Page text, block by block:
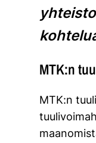
MTK:n
MTK:n